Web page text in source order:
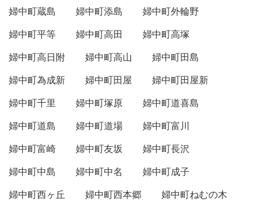
婦中町蔵島
婦中町添島
婦中町外輪野
婦中町平等
婦中町高田
婦中町高塚
婦中町高日附
婦中町高山
婦中町田島
婦中町為成新
婦中町田屋
婦中町田屋新
婦中町千里
婦中町塚原
婦中町道喜島
婦中町道島
婦中町道場
婦中町富川
婦中町富崎
婦中町友坂
婦中町長沢
婦中町中島
婦中町中名
婦中町成子
婦中町西ヶ丘
婦中町西本郷
婦中町ねむの木